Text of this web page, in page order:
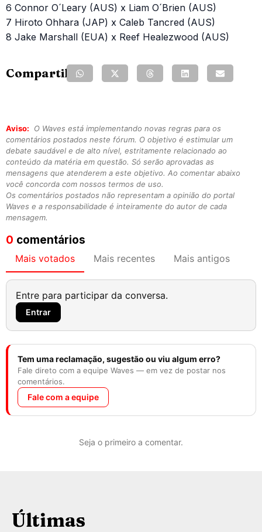
6 Connor O´Leary (AUS) x Liam O´Brien (AUS)
7 Hiroto Ohhara (JAP) x Caleb Tancred (AUS)
8 Jake Marshall (EUA) x Reef Healezwood (AUS)
Compartilhe:
Aviso:
O Waves está implementando novas regras para os
comentários postados neste fórum. O objetivo é estimular um
debate saudável e de alto nível, estritamente relacionado ao
conteúdo da matéria em questão. Só serão aprovadas as
mensagens que atenderem a este objetivo. Ao comentar abaixo
você concorda com nossos termos de uso.
Os comentários postados não representam a opinião do portal
Waves e a responsabilidade é inteiramente do autor de cada
mensagem.
0 comentários
Mais votados Mais recentes Mais antigos
Entre para participar da conversa.
Entrar
Tem uma reclamação, sugestão ou viu algum erro?
Fale direto com a equipe Waves — em vez de postar nos
comentários.
Fale com a equipe
Seja o primeiro a comentar.
Últimas